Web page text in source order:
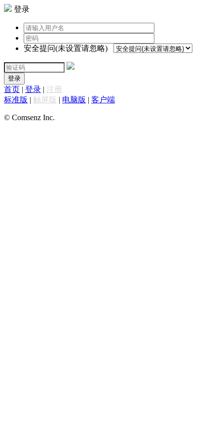
登录
安全提问(未设置请忽略)
登录
首页 | 登录 | 注册
标准版 | 触屏版 | 电脑版 | 客户端
© Comsenz Inc.